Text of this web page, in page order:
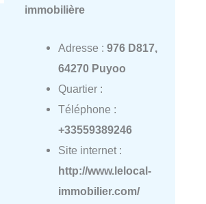
immobilière
Adresse : 976 D817,
64270 Puyoo
Quartier :
Téléphone :
+33559389246
Site internet :
http://www.lelocal-
immobilier.com/